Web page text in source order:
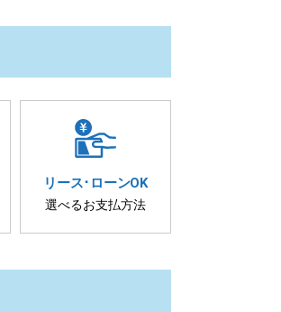
リース･ ローンOK
選べるお支払方法